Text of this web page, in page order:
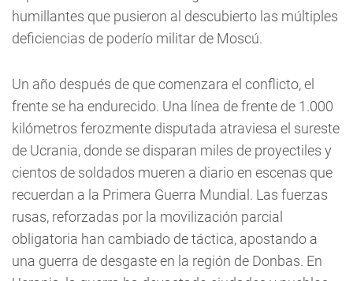
humillantes que pusieron al descubierto las múltiples
deficiencias de poderío militar de Moscú.
Un año después de que comenzara el conflicto, el
frente se ha endurecido. Una línea de frente de 1.000
kilómetros ferozmente disputada atraviesa el sureste
de Ucrania, donde se disparan miles de proyectiles y
cientos de soldados mueren a diario en escenas que
recuerdan a la Primera Guerra Mundial. Las fuerzas
rusas, reforzadas por la movilización parcial
obligatoria han cambiado de táctica, apostando a
una guerra de desgaste en la región de Donbas. En